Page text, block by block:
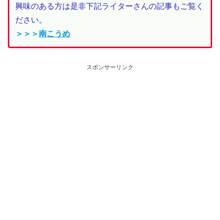
興味のある方は是非下記ライターさんの記事もご覧く
ださい。
＞＞＞南こうめ
スポンサーリンク